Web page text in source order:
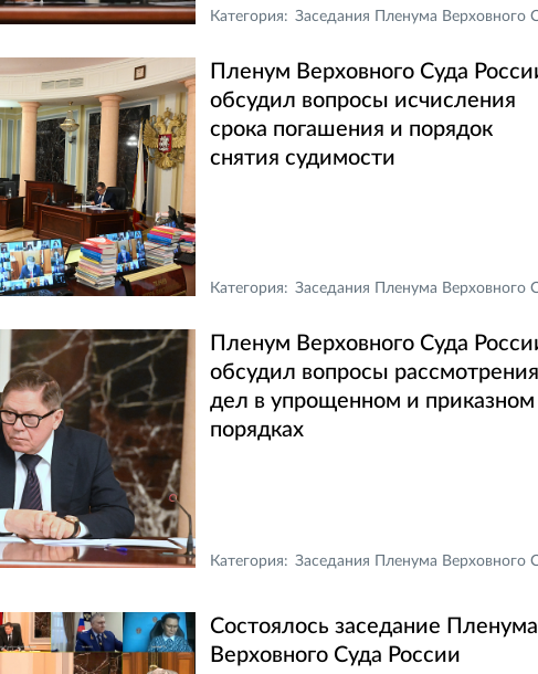
Категория: Заседания Пленума Верховного Суда Российской
Пленум Верховного Суда
обсудил вопросы исчисления
срока погашения и порядок
снятия судимости
Категория: Заседания Пленума Верховного Суда Российской
Пленум Верховного Суда
обсудил вопросы
дел в упрощенном и приказном
порядках
Категория: Заседания Пленума Верховного Суда Российской
Состоялось заседание Пленума
Верховного Суда России